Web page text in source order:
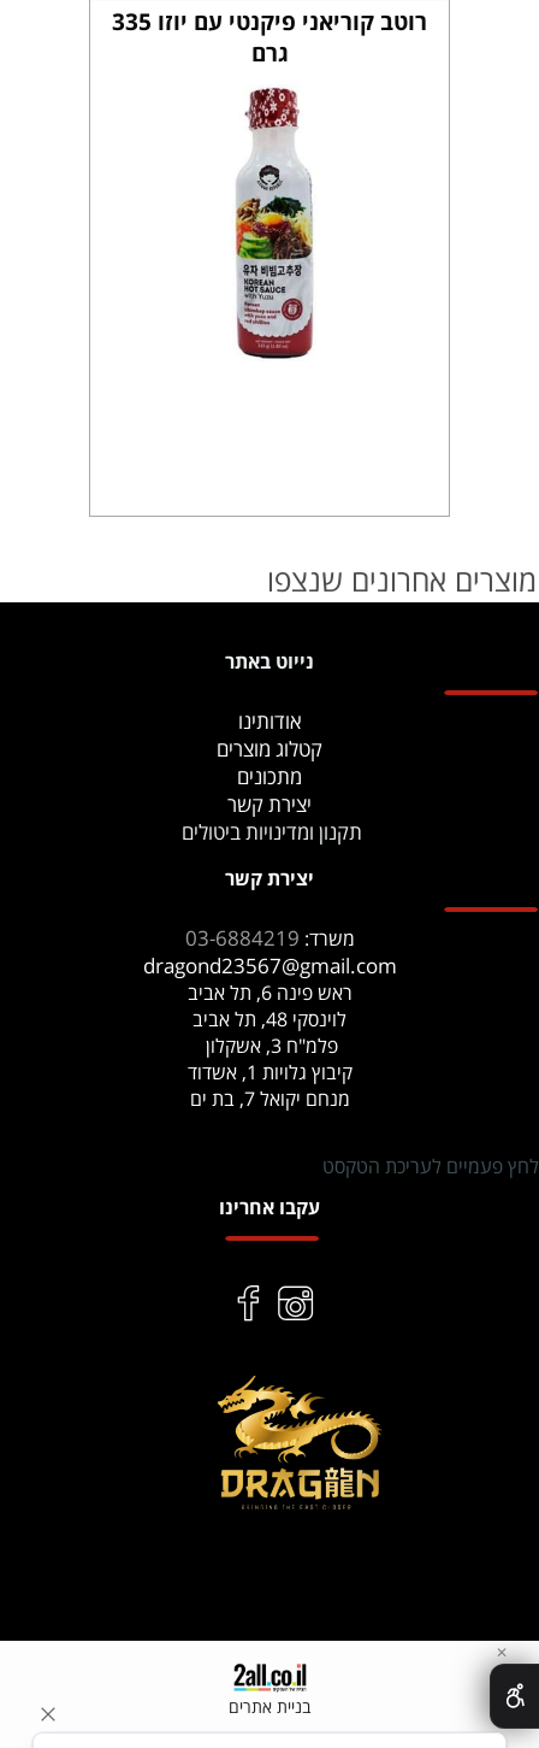
רוטב קוריאני פיקנטי עם יוזו 335
גרם
מוצרים אחרונים שנצפו
נייוט באתר
אודותינו
קטלוג מוצרים
מתכונים
יצירת קשר
תקנון ומדינויות ביטולים
יצירת קשר
משרד: 03-6884219
dragond23567@gmail.com
ראש פינה 6, תל אביב
לוינסקי 48, תל אביב
פלמ"ח 3, אשקלון
קיבוץ גלויות 1, אשדוד
מנחם יקואל 7, בת ים
לחץ פעמיים לעריכת הטקסט
עקבו אחרינו
בניית אתרים
✕